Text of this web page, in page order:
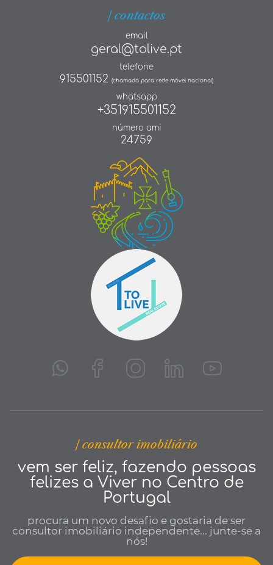
| contactos
email
geral@tolive.pt
telefone
915501152 (chamada para rede móvel nacional)
whatsapp
+351915501152
número ami
24759
| consultor imobiliário
vem ser feliz, fazendo pessoas
felizes a Viver no Centro de
Portugal
procura um novo desafio e gostaria de ser
consultor imobiliário independente... junte-se a
nós!